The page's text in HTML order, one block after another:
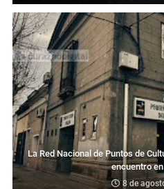
La Red Nacional de Puntos de
encuentro
8 de